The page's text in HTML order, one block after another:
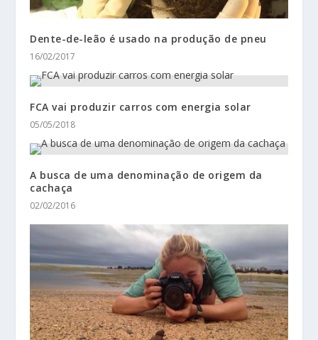
Dente-de-leão é usado na produção de pneu
16/02/2017
FCA vai produzir carros com energia solar
05/05/2018
A busca de uma denominação de origem da
cachaça
02/02/2016